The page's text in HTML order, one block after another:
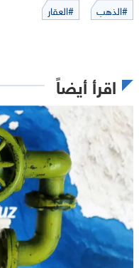
#الذهب
#العقار
اقرأ أيضاً